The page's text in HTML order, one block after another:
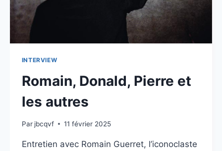
INTERVIEW
Romain, Donald, Pierre et
les autres
Par jbcqvf 11 février 2025
Entretien avec Romain Guerret, l’iconoclaste